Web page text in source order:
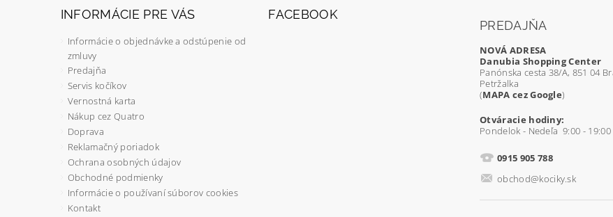
INFORMÁCIE PRE VÁS
Informácie o objednávke a odstúpenie od
zmluvy
Predajňa
Servis kočíkov
Vernostná karta
Nákup cez Quatro
Doprava
Reklamačný poriadok
Ochrana osobných údajov
Obchodné podmienky
Informácie o používaní súborov cookies
Kontakt
FACEBOOK
PREDAJŇA
NOVÁ ADRESA
Danubia Shopping Center
Panónska cesta 38/A, 851 04
Petržalka
(MAPA cez Google)
Otváracie hodiny:
Pondelok - Nedeľa 9:00 - 19:00
0915 905 788
obchod@kociky.sk